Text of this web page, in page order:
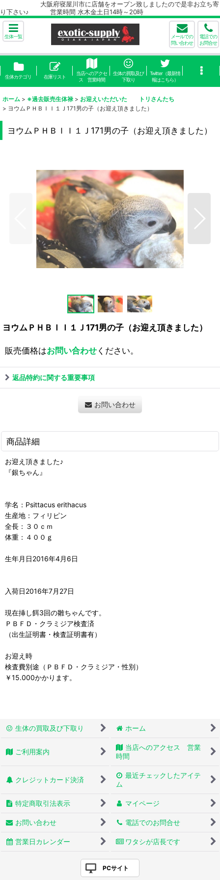
大阪府寝屋川市に店舗をオープン致しましたので是非お立ち寄
り下さい♪ 営業時間 水木金土日14時～20時
生体一覧
メールでの
問い合わせ
電話での
お問合せ
生体カテゴリ 在庫リスト
当店へのアクセ
ス 営業時間
生体の買取及び
下取り
Twitter（最新情
報はこちら）
ホーム > ※過去販売生体禄 > お迎えいただいた トリさんたち
> ヨウムＰＨＢＩＩ１Ｊ171男の子（お迎え頂きました）
ヨウムＰＨＢＩＩ１Ｊ171男の子（お迎え頂きました）
ヨウムＰＨＢＩＩ１Ｊ171男の子（お迎え頂きました）
販売価格はお問い合わせください。
返品特約に関する重要事項
お問い合わせ
商品詳細
お迎え頂きました♪
『銀ちゃん』
学名：Psittacus erithacus
生産地：フィリピン
全長：３０ｃｍ
体重：４００ｇ
生年月日2016年4月6日
入荷日2016年7月27日
現在挿し餌3回の雛ちゃんです。
ＰＢＦＤ・クラミジア検査済
（出生証明書・検査証明書有）
お迎え時
検査費別途（ＰＢＦＤ・クラミジア・性別）
￥15.000かかります。
生体の買取及び下取り ホーム
ご利用案内
当店へのアクセス 営業
時間
クレジットカード決済
最近チェックしたアイテ
ム
特定商取引法表示 マイページ
お問い合わせ 電話でのお問合せ
営業日カレンダー ワタシが店長です
PCサイト